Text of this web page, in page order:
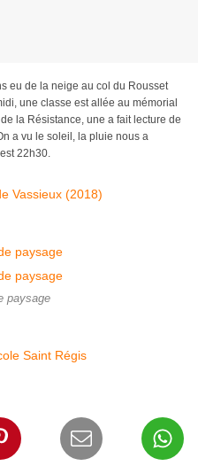
eu de la neige au col du Rousset
une classe est allée au mémorial
la Résistance, une a fait lecture de
a vu le soleil, la pluie nous a
22h30.
paysage
Saint Régis